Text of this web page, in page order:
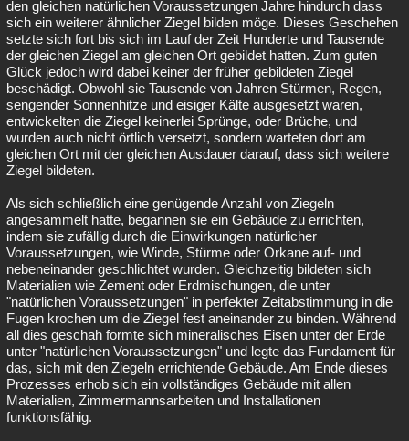
den gleichen natürlichen Voraussetzungen Jahre hindurch dass
sich ein weiterer ähnlicher Ziegel bilden möge. Dieses Geschehen
setzte sich fort bis sich im Lauf der Zeit Hunderte und Tausende
der gleichen Ziegel am gleichen Ort gebildet hatten. Zum guten
Glück jedoch wird dabei keiner der früher gebildeten Ziegel
beschädigt. Obwohl sie Tausende von Jahren Stürmen, Regen,
sengender Sonnenhitze und eisiger Kälte ausgesetzt waren,
entwickelten die Ziegel keinerlei Sprünge, oder Brüche, und
wurden auch nicht örtlich versetzt, sondern warteten dort am
gleichen Ort mit der gleichen Ausdauer darauf, dass sich weitere
Ziegel bildeten.
Als sich schließlich eine genügende Anzahl von Ziegeln
angesammelt hatte, begannen sie ein Gebäude zu errichten,
indem sie zufällig durch die Einwirkungen natürlicher
Voraussetzungen, wie Winde, Stürme oder Orkane auf- und
nebeneinander geschlichtet wurden. Gleichzeitig bildeten sich
Materialien wie Zement oder Erdmischungen, die unter
"natürlichen Voraussetzungen" in perfekter Zeitabstimmung in die
Fugen krochen um die Ziegel fest aneinander zu binden. Während
all dies geschah formte sich mineralisches Eisen unter der Erde
unter "natürlichen Voraussetzungen" und legte das Fundament für
das, sich mit den Ziegeln errichtende Gebäude. Am Ende dieses
Prozesses erhob sich ein vollständiges Gebäude mit allen
Materialien, Zimmermannsarbeiten und Installationen
funktionsfähig.